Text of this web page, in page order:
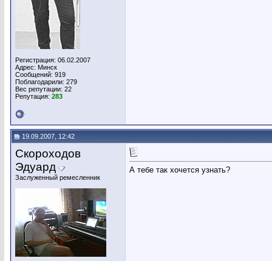
Регистрация: 06.02.2007
Адрес: Минск
Сообщений: 919
Поблагодарили: 279
Вес репутации: 22
Репутация: 283
19.09.2007, 12:42
Скороходов
Эдуард
Заслуженный ремесленник
А тебе так хочется узнать?